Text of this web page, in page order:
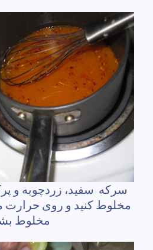
مخلوط کنید و روی حرارت
مخلوط